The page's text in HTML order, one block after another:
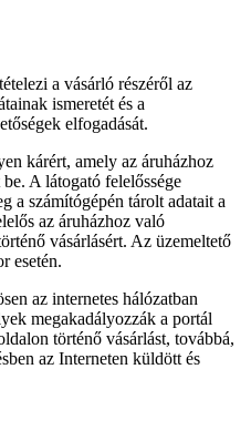
a vásárló részéről az
ismeretét és a
elfogadását.
kárért, amely az áruházhoz
A látogató felelőssége
a számítógépén tárolt adatait a
az áruházhoz való
vásárlásért. Az üzemeltető
esetén.
az internetes hálózatban
megakadályozzák a portál
történő vásárlást, továbbá,
az Interneten küldött és